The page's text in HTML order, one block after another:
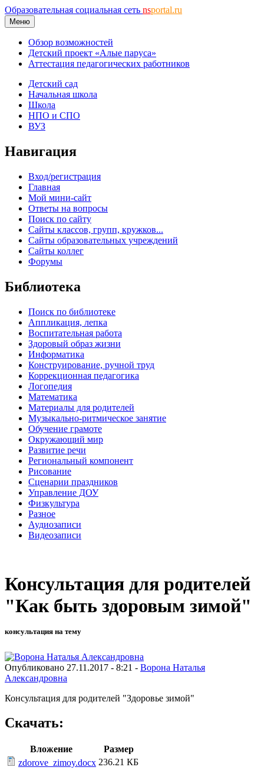
Образовательная социальная сеть nsportal.ru
Меню
Обзор возможностей
Детский проект «Алые паруса»
Аттестация педагогических работников
Детский сад
Начальная школа
Школа
НПО и СПО
ВУЗ
Навигация
Вход/регистрация
Главная
Мой мини-сайт
Ответы на вопросы
Поиск по сайту
Сайты классов, групп, кружков...
Сайты образовательных учреждений
Сайты коллег
Форумы
Библиотека
Поиск по библиотеке
Аппликация, лепка
Воспитательная работа
Здоровый образ жизни
Информатика
Конструирование, ручной труд
Коррекционная педагогика
Логопедия
Математика
Материалы для родителей
Музыкально-ритмическое занятие
Обучение грамоте
Окружающий мир
Развитие речи
Региональный компонент
Рисование
Сценарии праздников
Управление ДОУ
Физкультура
Разное
Аудиозаписи
Видеозаписи
Консультация для родителей
"Как быть здоровым зимой"
консультация на тему
Опубликовано 27.11.2017 - 8:21 - Ворона Наталья
Александровна
Консультация для родителей "Здоровье зимой"
Скачать:
Вложение
Размер
zdorove_zimoy.docx 236.21 КБ